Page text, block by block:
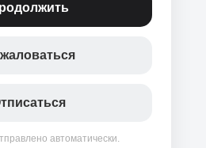
автоматически.